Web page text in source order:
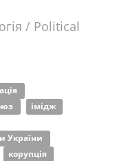
/ Political
імідж
України
корупція